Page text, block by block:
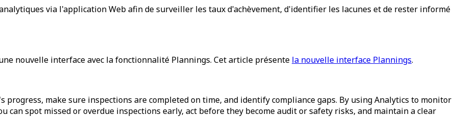
via l'application Web afin de surveiller les taux d'achèvement, d'identifier les lacunes et de rester informé
nouvelle interface avec la fonctionnalité Plannings. Cet article présente la nouvelle interface Plannings.
progress, make sure inspections are completed on time, and identify compliance gaps. By using Analytics to monitor
can spot missed or overdue inspections early, act before they become audit or safety risks, and maintain a clear